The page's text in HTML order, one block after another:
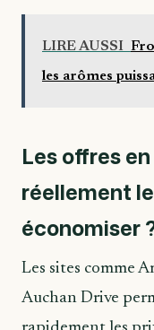
LIRE AUSSI
les arômes
Les offres
réellement
économiser
Les sites comme
Auchan Drive